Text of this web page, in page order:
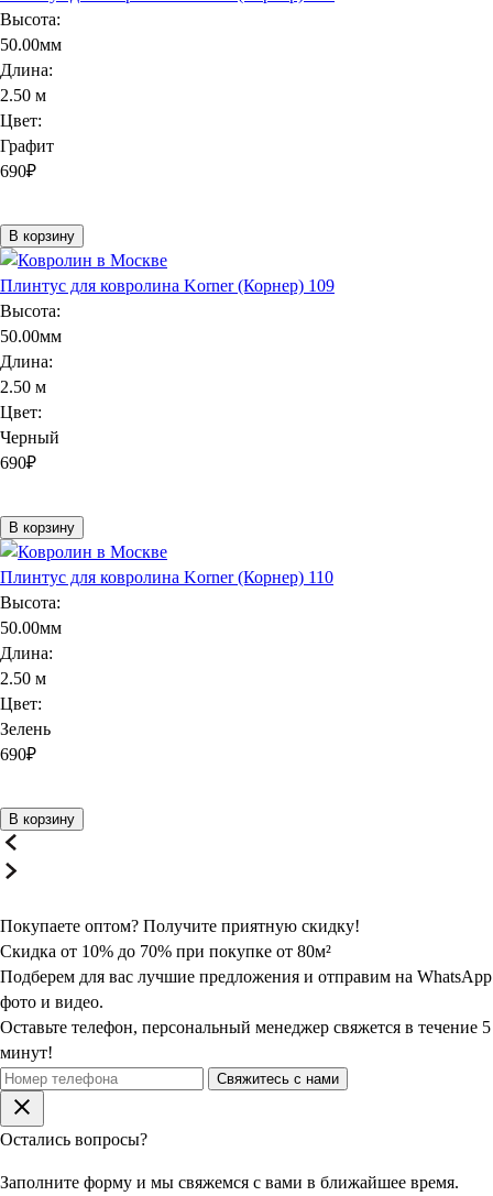
Высота:
50.00мм
Длина:
2.50 м
Цвет:
Графит
690₽
В корзину
Плинтус для ковролина Korner (Корнер) 109
Высота:
50.00мм
Длина:
2.50 м
Цвет:
Черный
690₽
В корзину
Плинтус для ковролина Korner (Корнер) 110
Высота:
50.00мм
Длина:
2.50 м
Цвет:
Зелень
690₽
В корзину
Покупаете оптом? Получите приятную скидку!
Скидка от 10% до 70% при покупке от 80м²
Подберем для вас лучшие предложения и отправим на WhatsApp
фото и видео.
Оставьте телефон, персональный менеджер свяжется в течение 5
минут!
Свяжитесь с нами
Остались вопросы?
Заполните форму и мы свяжемся с вами в ближайшее время.